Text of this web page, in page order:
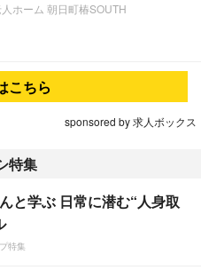
ホーム 朝日町椿SOUTH
こちら
sponsored by 求人ボックス
特集
と学ぶ 日常に潜む“人身取
特集